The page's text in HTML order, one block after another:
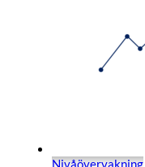
Nivåövervakning